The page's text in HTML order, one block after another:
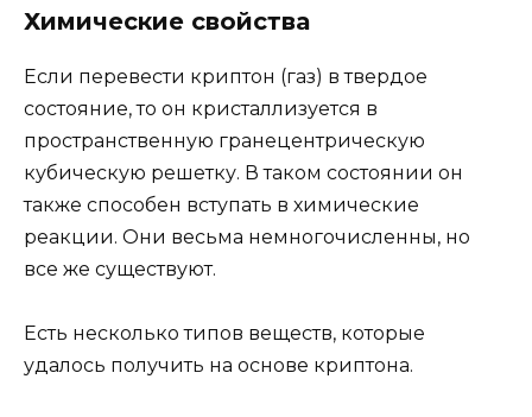
Химические свойства
Если перевести криптон (газ) в твердое
состояние, то он кристаллизуется в
пространственную гранецентрическую
кубическую решетку. В таком состоянии он
также способен вступать в химические
реакции. Они весьма немногочисленны, но
все же существуют.
Есть несколько типов веществ, которые
удалось получить на основе криптона.